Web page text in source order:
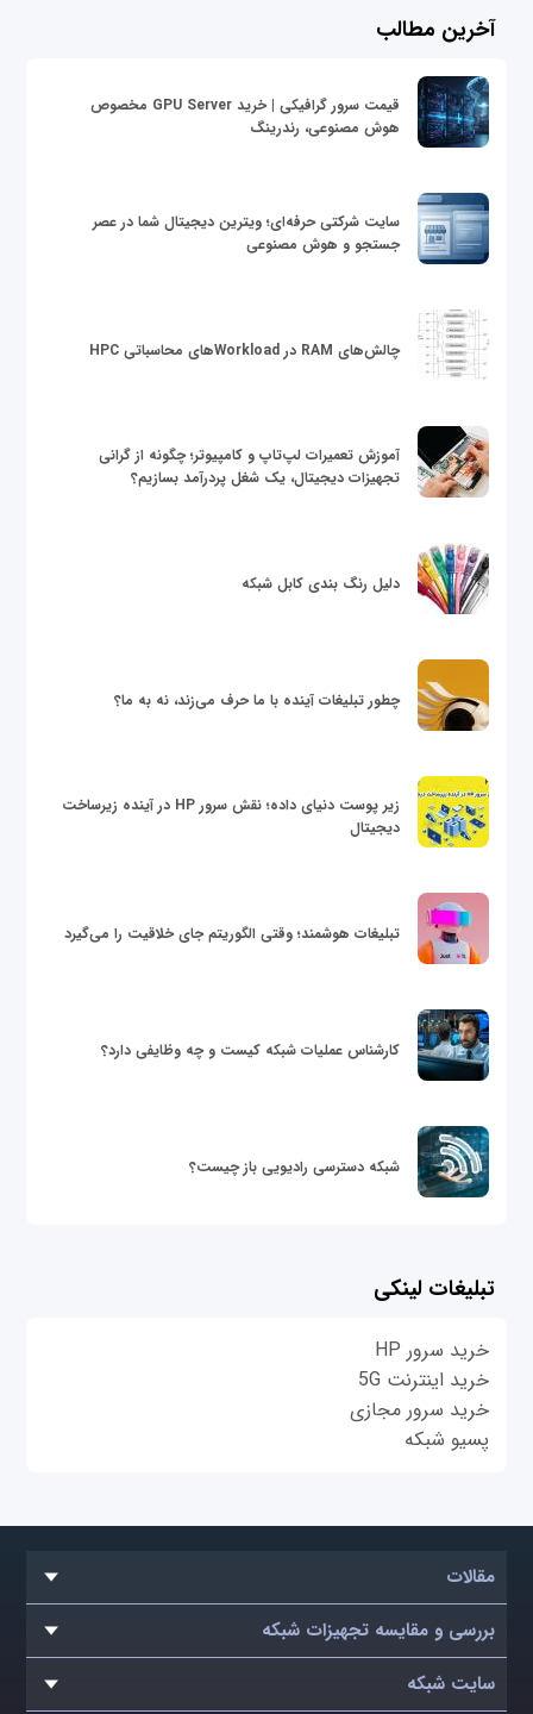
آخرین مطالب
قیمت سرور گرافیکی | خرید GPU Server مخصوص
هوش مصنوعی، رندرینگ
سایت شرکتی حرفه‌ای؛ ویترین دیجیتال شما در عصر
جستجو و هوش مصنوعی
چالش‌های RAM در Workloadهای محاسباتی HPC
آموزش تعمیرات لپ‌تاپ و کامپیوتر؛ چگونه از گرانی
تجهیزات دیجیتال، یک شغل پردرآمد بسازیم؟
دلیل رنگ بندی کابل شبکه
چطور تبلیغات آینده با ما حرف می‌زند، نه به ما؟
زیر پوست دنیای داده؛ نقش سرور HP در آینده زیرساخت
دیجیتال
تبلیغات هوشمند؛ وقتی الگوریتم جای خلاقیت را می‌گیرد
کارشناس عملیات شبکه کیست و چه وظایفی دارد؟
شبکه دسترسی رادیویی باز چیست؟
تبلیغات لینکی
خرید سرور HP
خرید اینترنت 5G
خرید سرور مجازی
پسیو شبکه
مقالات
بررسی و مقایسه تجهیزات شبکه
سایت شبکه